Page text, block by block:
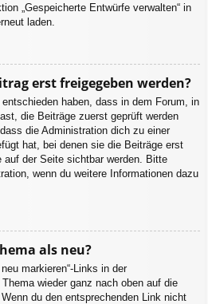
„Gespeicherte Entwürfe verwalten“ in
laden.
erst freigegeben werden?
haben, dass in dem Forum, in
die Beiträge zuerst geprüft werden
die Administration dich zu einer
hat, bei denen sie die Beiträge erst
auf der Seite sichtbar werden. Bitte
wenn du weitere Informationen dazu
als neu?
markieren“-Links in der
wieder ganz nach oben auf die
du den entsprechenden Link nicht